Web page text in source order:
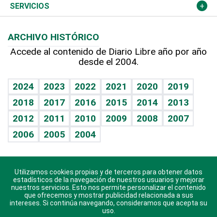
Resto del mundo
Economía personal
Podcast Arte Libre
Hablando con el pediatra
Vida y familia
Eñe
Celebrando la vida
Sin complejos
En pocas palabras
Escuchando al corazón
Economía Personal
Más deportes
TBT Deportivo
Columnistas
Más firmas
Cambio climático
Opinión
Hecho en casa
Guía del dinero
SERVICIOS
Cumpleaños
Horóscopos
Crucigramas
ARCHIVO HISTÓRICO
Accede al contenido de Diario Libre año por año
desde el 2004.
2024 2023 2022 2021 2020
2019
2018
2017 2016 2015 2014
2013
2012
2011 2010 2009 2008
2007
2006
2005 2004
Descarga nuestras aplicaciones para Android, iOS y
sistema Huawei.
Utilizamos cookies propias y de terceros para obtener datos
estadísticos de la navegación de nuestros usuarios y mejorar
nuestros servicios. Esto nos permite personalizar el contenido
que ofrecemos y mostrar publicidad relacionada a sus
intereses. Si continúa navegando, consideramos que acepta su
uso.